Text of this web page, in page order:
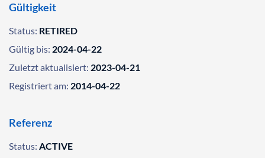
Gültigkeit
Status: RETIRED
Gültig bis: 2024-04-22
Zuletzt aktualisiert: 2023-04-21
Registriert am: 2014-04-22
Referenz
Status: ACTIVE